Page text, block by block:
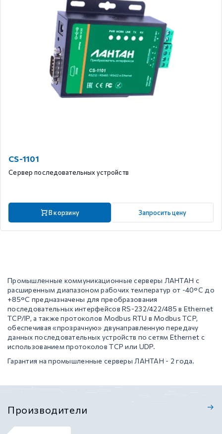
CS-1101
Сервер последовательных устройств
В корзину Запросить цену
Промышленные коммуникационные серверы ЛАНТАН с
расширенным диапазоном рабочих температур от -40°C до
+85°C предназначены для преобразования
последовательных интерфейсов RS-232/422/485 в Ethernet
TCP/IP, а также протоколов Modbus RTU в Modbus TCP,
обеспечивая «прозрачную» двунаправленную передачу
данных последовательных устройств по сетям Ethernet с
использованием протоколов TCP или UDP.
Гарантия на промышленные серверы ЛАНТАН - 2 года.
Производители